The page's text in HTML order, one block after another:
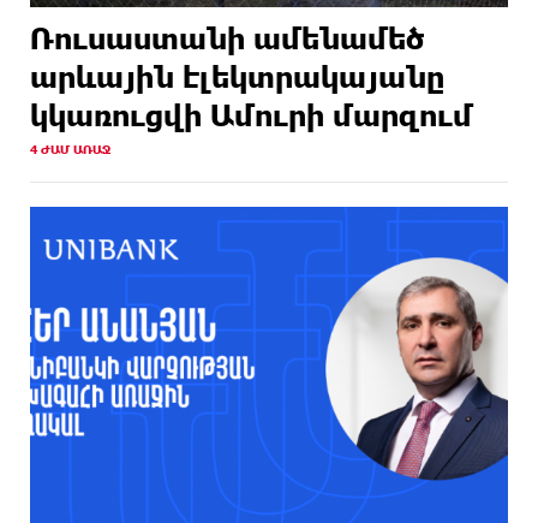
Ռուսաստանի ամենամեծ
արևային էլեկտրակայանը
կկառուցվի Ամուրի մարզում
4 ԺԱՄ ԱՌԱՋ